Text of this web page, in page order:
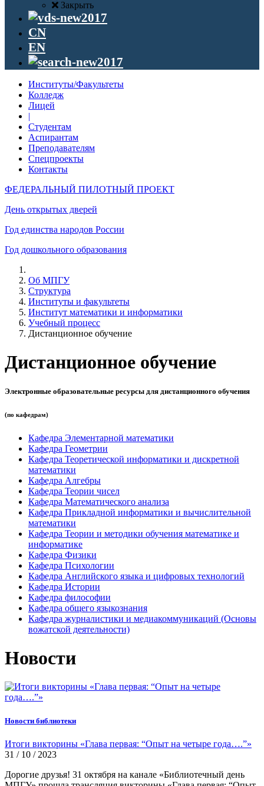
Закрыть
CN
EN
Институты/Факультеты
Колледж
Лицей
|
Студентам
Аспирантам
Преподавателям
Спецпроекты
Контакты
ФЕДЕРАЛЬНЫЙ ПИЛОТНЫЙ ПРОЕКТ
День открытых дверей
Год единства народов России
Год дошкольного образования
Об МПГУ
Структура
Институты и факультеты
Институт математики и информатики
Учебный процесс
Дистанционное обучение
Дистанционное обучение
Электронные образовательные ресурсы для дистанционного обучения
(по кафедрам)
Кафедра Элементарной математики
Кафедра Геометрии
Кафедра Теоретической информатики и дискретной
математики
Кафедра Алгебры
Кафедра Теории чисел
Кафедра Математического анализа
Кафедра Прикладной информатики и вычислительной
математики
Кафедра Теории и методики обучения математике и
информатике
Кафедра Физики
Кафедра Психологии
Кафедра Английского языка и цифровых технологий
Кафедра Истории
Кафедра философии
Кафедра общего языкознания
Кафедра журналистики и медиакоммуникаций (Основы
вожатской деятельности)
Новости
Новости библиотеки
Итоги викторины «Глава первая: “Опыт на четыре года….”»
31 / 10 / 2023
Дорогие друзья! 31 октября на канале «Библиотечный день